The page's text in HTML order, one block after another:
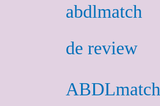
abdlmatch
de review
ABDLmatch